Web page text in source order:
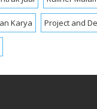
Karya Project and